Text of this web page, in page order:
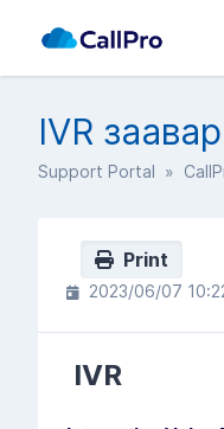
IVR заавар
Support Portal »
Print
2023/06/07
IVR